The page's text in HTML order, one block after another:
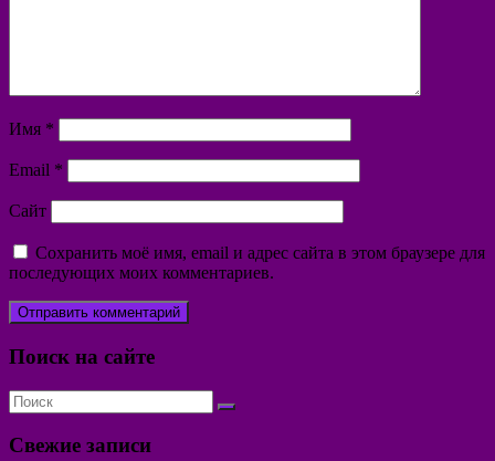
Имя *
Email *
Сайт
Сохранить моё имя, email и адрес сайта в этом браузере для
последующих моих комментариев.
Поиск на сайте
Свежие записи